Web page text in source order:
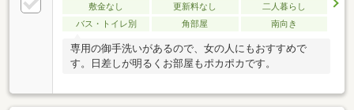
敷金なし 更新料なし
二人暮らし
バス・トイレ別
角部屋 南向き
専用の御手洗いがあるので、女の人にもおすすめで
す。日差しが明るくお部屋もポカポカです。